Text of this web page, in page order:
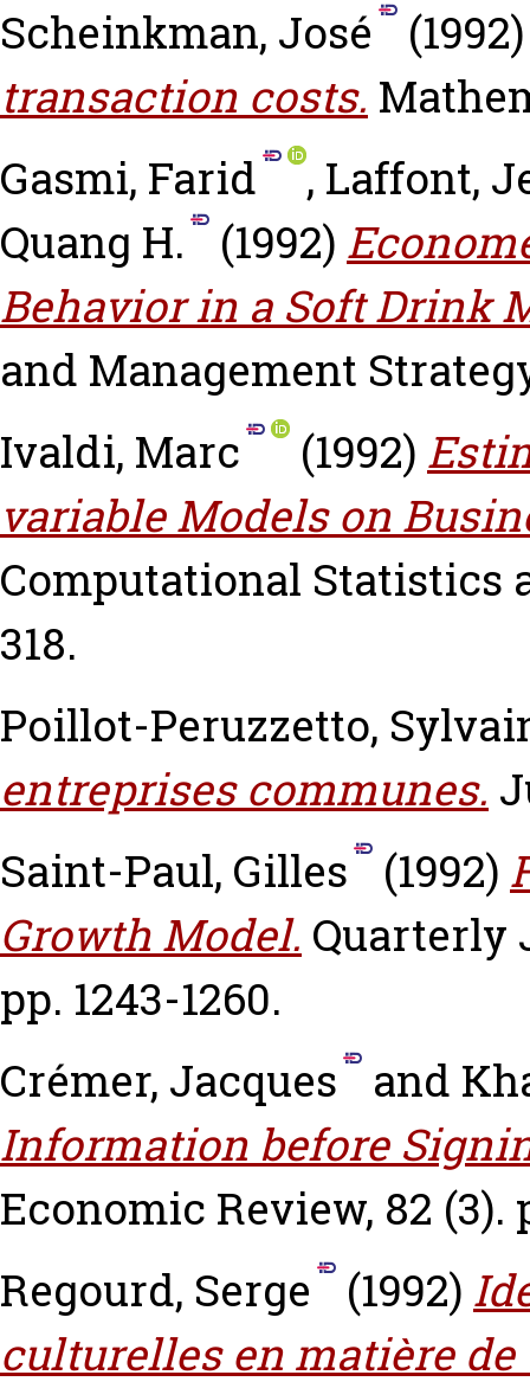
Scheinkman, José
transaction costs.
Gasmi, Farid
, Laffont,
Quang H.
(1992)
Behavior in a Soft Drink
and Management
Ivaldi, Marc
(1992)
variable Models on
Computational Statistics
318.
Poillot-Peruzzetto,
entreprises communes.
Saint-Paul, Gilles
(1992)
Growth Model. Quarterly
pp. 1243-1260.
Crémer, Jacques
and
Information before
Economic Review, 82 (3).
Regourd, Serge
(1992)
culturelles en matière